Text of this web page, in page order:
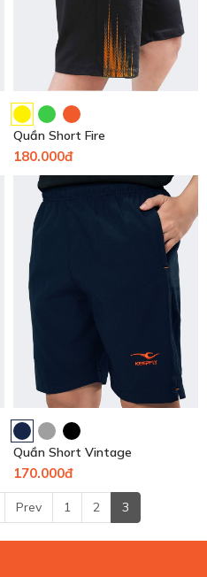
Quần Short Fire
180.000đ
Quần Short Vintage
170.000đ
Prev 1 2 3